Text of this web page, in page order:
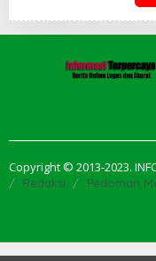
Copyright © 2013-2023.
Redaksi Pedoman